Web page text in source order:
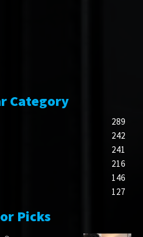
Category
289
242
241
216
146
127
Picks